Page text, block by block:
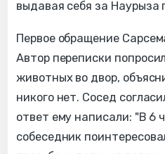
выдавая себя за Наурыза
Первое обращение
Автор переписки
животных во двор,
никого нет. Сосед
ответ ему написали: "В 6
собеседник